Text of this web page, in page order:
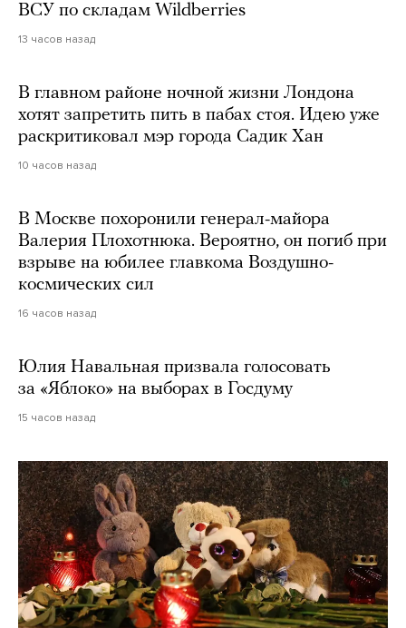
ВСУ по складам Wildberries
13 часов назад
В главном районе ночной жизни Лондона
хотят запретить пить в пабах стоя. Идею уже
раскритиковал мэр города Садик Хан
10 часов назад
В Москве похоронили генерал-майора
Валерия Плохотнюка. Вероятно, он погиб при
взрыве на юбилее главкома Воздушно-
космических сил
16 часов назад
Юлия Навальная призвала голосовать
за «Яблоко» на выборах в Госдуму
15 часов назад